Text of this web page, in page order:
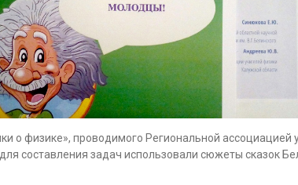
о физике», проводимого Региональной ассоциацией
составления задач использовали сюжеты сказок